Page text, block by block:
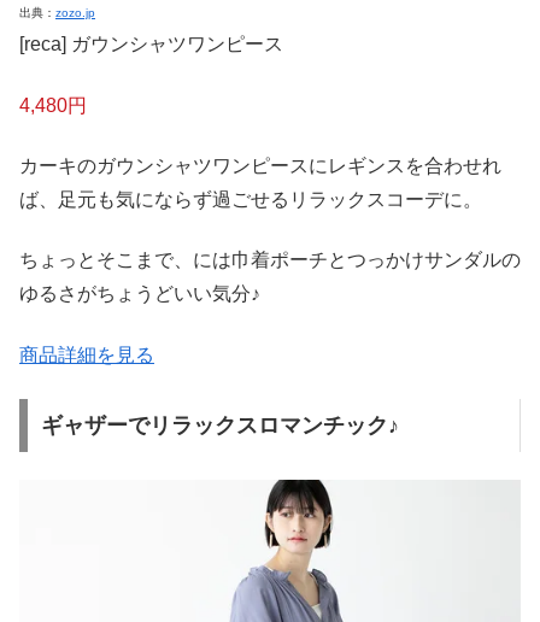
出典： zozo.jp
[reca] ガウンシャツワンピース
4,480円
カーキのガウンシャツワンピースにレギンスを合わせれ
ば、足元も気にならず過ごせるリラックスコーデに。
ちょっとそこまで、には巾着ポーチとつっかけサンダルの
ゆるさがちょうどいい気分♪
商品詳細を見る
ギャザーでリラックスロマンチック♪